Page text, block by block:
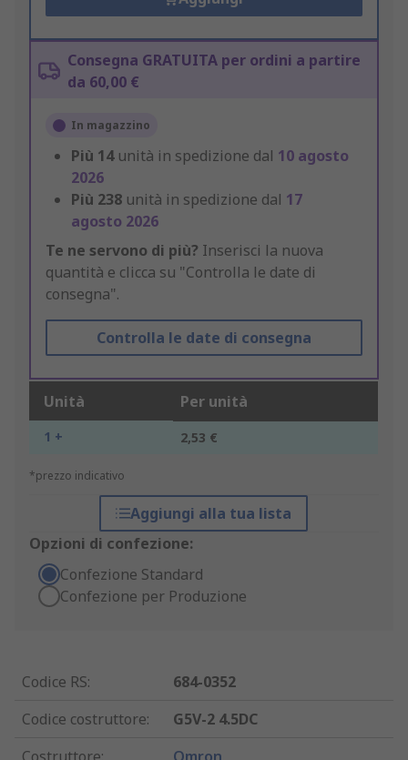
Consegna GRATUITA per ordini a partire
da 60,00 €
In magazzino
Più 14 unità in spedizione dal 10 agosto
2026
Più 238 unità in spedizione dal 17
agosto 2026
Te ne servono di più? Inserisci la nuova
quantità e clicca su "Controlla le date di
consegna".
Controlla le date di consegna
Unità Per unità
1 + 2,53 €
*prezzo indicativo
Aggiungi alla tua lista
Opzioni di confezione:
Confezione Standard
Confezione per Produzione
Codice RS:
684-0352
Codice costruttore:
G5V-2 4.5DC